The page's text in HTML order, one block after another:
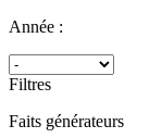
Année :
Filtres
Faits générateurs